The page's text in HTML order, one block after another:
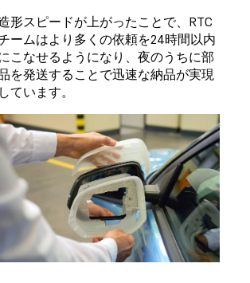
形スピードが上がったことで、RTC
ームはより多くの依頼を24時間以内
こなせるようになり、夜のうちに部
を発送することで迅速な納品が実現
しています。